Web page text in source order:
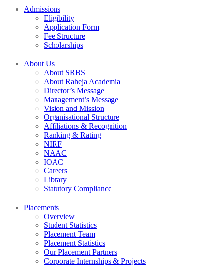
Admissions
Eligibility
Application Form
Fee Structure
Scholarships
About Us
About SRBS
About Raheja Academia
Director’s Message
Management’s Message
Vision and Mission
Organisational Structure
Affiliations & Recognition
Ranking & Rating
NIRF
NAAC
IQAC
Careers
Library
Statutory Compliance
Placements
Overview
Student Statistics
Placement Team
Placement Statistics
Our Placement Partners
Corporate Internships & Projects